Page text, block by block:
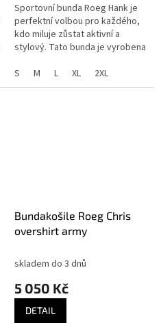
Sportovní bunda Roeg Hank je
perfektní volbou pro každého,
kdo miluje zůstat aktivní a
stylový. Tato bunda je vyrobena
která vás udrží v pohodlí a...
S M L XL 2XL
Bundakošile Roeg Chris
overshirt army
skladem do 3 dnů
5 050 Kč
DETAIL